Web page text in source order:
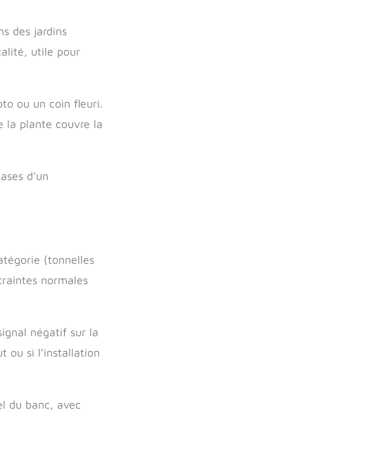
des jardins
utile pour
ou un coin fleuri.
la plante couvre la
d’un
(tonnelles
normales
négatif sur la
ou si l’installation
du banc, avec